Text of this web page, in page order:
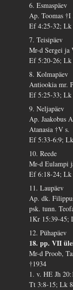
6. Esmaspäev
Ap. Toomas †I
Ef 4:25-32; Lk
7. Teisipäev
Mr-d Sergei ja
Ef 5:20-26; Lk
8. Kolmapäev
Antiookia mr.
Ef 5:25-33; Lk
9. Neljapäev
Ap. Jaakobus
Atanasia †V s.
Ef 5:33-6:9;
10. Reede
Mr-d Eulampi
Ef 6:18-24; Lk
11. Laupäev
Ap. dk.
psk. tunn.
1Kr 15:39-45;
12. Pühapäev
18. pp. VII
Mr-d Proob,
†1934
1. v. HE Jh
Tt 3:8-15; Lk